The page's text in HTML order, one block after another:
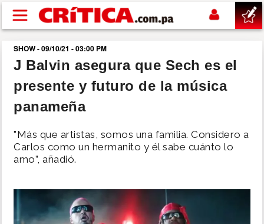
Pasar al contenido principal
buscar
SUCESOS
POLÍTICA
DEPORTES
SHOW - 09/10/21 - 03:00 PM
J Balvin asegura que Sech es el
presente y futuro de la música
panameña
"Más que artistas, somos una familia. Considero a
Carlos como un hermanito y él sabe cuánto lo
amo”, añadió.